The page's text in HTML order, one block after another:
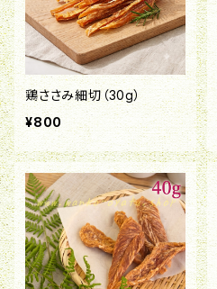
鶏ささみ細切（30g）
¥800